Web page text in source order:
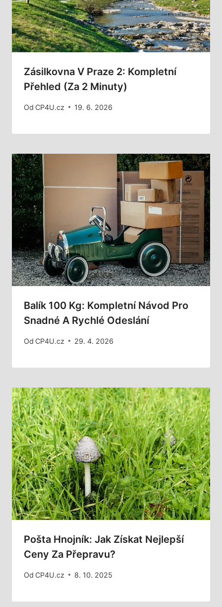
Zásilkovna V Praze 2: Kompletní
Přehled (za 2 Minuty)
Od CP4U.cz 19. 6. 2026
Balík 100 Kg: Kompletní Návod Pro
Snadné A Rychlé Odeslání
Od CP4U.cz 29. 4. 2026
Pošta Hnojník: Jak Získat Nejlepší
Ceny Za Přepravu?
Od CP4U.cz 8. 10. 2025